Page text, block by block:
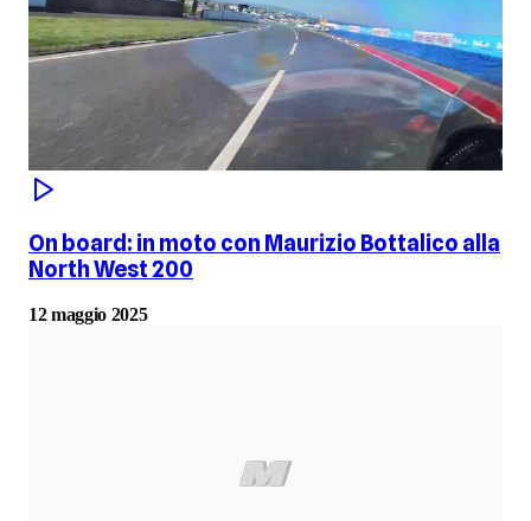
On board: in moto con Maurizio Bottalico alla
North West 200
12 maggio 2025